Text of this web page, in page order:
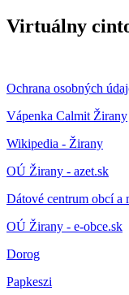
Virtuálny
Ochrana osobných
Vápenka Calmit Žirany
Wikipedia - Žirany
OÚ Žirany - azet.sk
Dátové centrum obcí a
OÚ Žirany - e-obce.sk
Dorog
Papkeszi